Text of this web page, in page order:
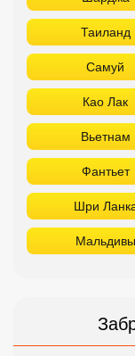
Таиланд
Самуй
Као Лак
Вьетнам
Фантьет
Шри
Мальдивы